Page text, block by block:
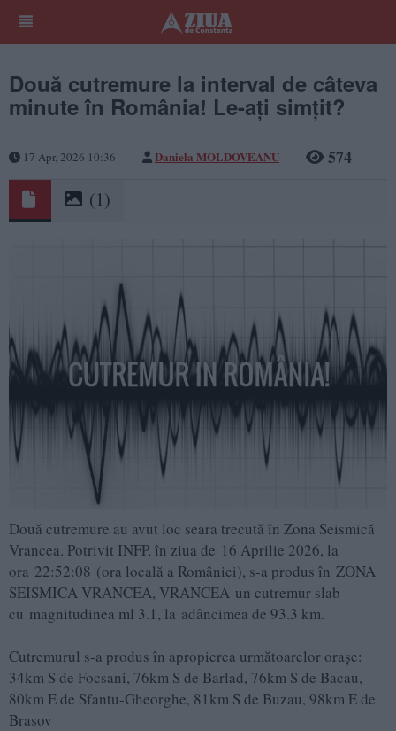
Două cutremure la interval de câteva
minute în România! Le-ați simțit?
17 Apr, 2026 10:36 Daniela MOLDOVEANU 574
(1)
Două cutremure au avut loc seara trecută în Zona Seismică
Vrancea. Potrivit INFP, în ziua de 16 Aprilie 2026, la
ora 22:52:08 (ora locală a României), s-a produs în ZONA
SEISMICA VRANCEA, VRANCEA un cutremur slab
cu magnitudinea ml 3.1, la adâncimea de 93.3 km.
Cutremurul s-a produs în apropierea următoarelor oraşe:
34km S de Focsani, 76km S de Barlad, 76km S de Bacau,
80km E de Sfantu-Gheorghe, 81km S de Buzau, 98km E de
Brasov